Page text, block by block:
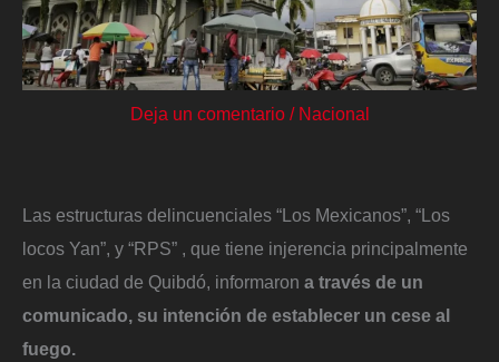
Deja un comentario / Nacional
Las estructuras delincuenciales “Los Mexicanos”, “Los
locos Yan”, y “RPS” , que tiene injerencia principalmente
en la ciudad de Quibdó, informaron a través de un
comunicado, su intención de establecer un cese al
fuego.